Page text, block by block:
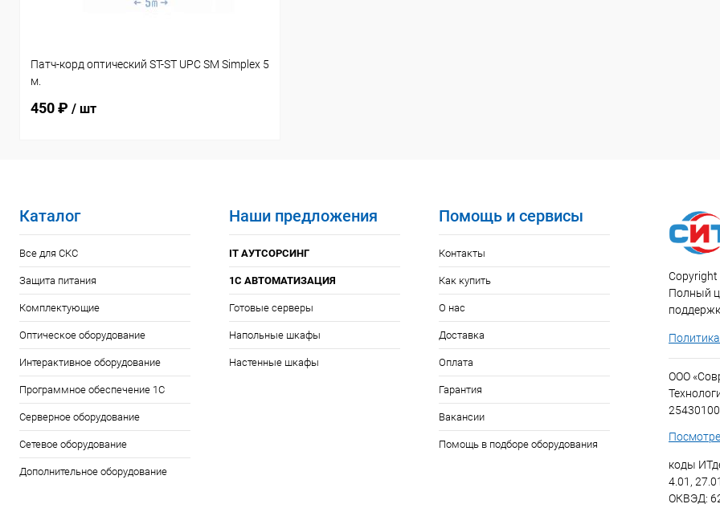
Патч-корд оптический ST-ST UPС SM Simplex 5
м.
450 ₽ / шт
Каталог
Все для СКС
Защита питания
Комплектующие
Оптическое оборудование
Интерактивное оборудование
Программное обеспечение 1С
Серверное оборудование
Сетевое оборудование
Дополнительное оборудование
Наши предложения
IT АУТСОРСИНГ
1С АВТОМАТИЗАЦИЯ
Готовые серверы
Напольные шкафы
Настенные шкафы
Помощь и сервисы
Контакты
Как купить
О нас
Доставка
Оплата
Гарантия
Вакансии
Помощь в подборе оборудования
Copyright
Полный
ООО
коды
4.01,
ОКВЭД: